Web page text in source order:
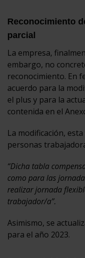
Reconocimiento
parcial
La empresa,
embargo, no
reconocimiento. En
acuerdo para la
el plus y para la
contenida en el
La modificación,
personas
“Dicha tabla
como para las
realizar jornada
trabajador/a”.
Asimismo, se
para el año 2023.